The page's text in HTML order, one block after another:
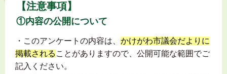
【注意事項】
①内容の公開について
・このアンケートの内容は、 かけがわ市議会だよりに
掲載される ことがありますので、公開可能な範囲でご
記入ください。